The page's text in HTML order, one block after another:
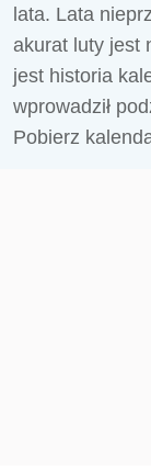
lata. Lata
akurat luty jest
jest historia
wprowadził
Pobierz